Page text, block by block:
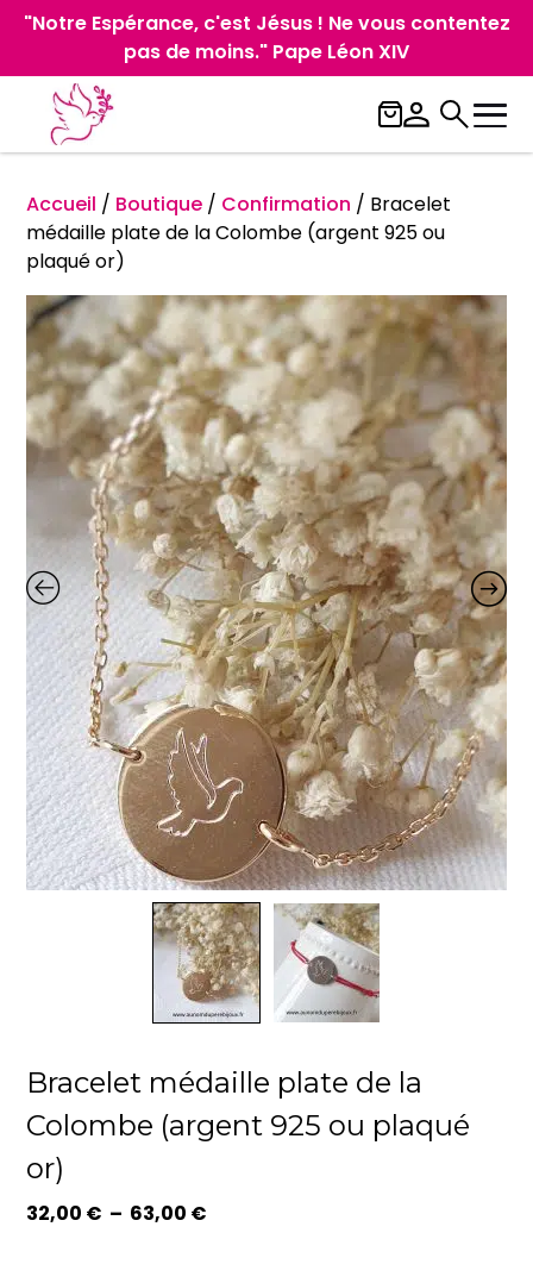
"Notre Espérance, c'est Jésus ! Ne vous contentez
pas de moins." Pape Léon XIV
Accueil / Boutique / Confirmation / Bracelet
médaille plate de la Colombe (argent 925 ou
plaqué or)
Bracelet médaille plate de la
Colombe (argent 925 ou plaqué
or)
32,00 € – 63,00 €